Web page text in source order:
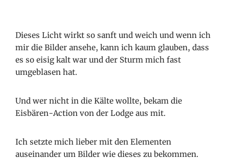
Dieses Licht wirkt so sanft und weich und wenn ich
mir die Bilder ansehe, kann ich kaum glauben, dass
es so eisig kalt war und der Sturm mich fast
umgeblasen hat.
Und wer nicht in die Kälte wollte, bekam die
Eisbären-Action von der Lodge aus mit.
Ich setzte mich lieber mit den Elementen
auseinander um Bilder wie dieses zu bekommen.